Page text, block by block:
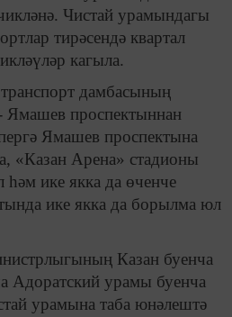
Чистай урамындагы
тирәсендә квартал
кагыла.
дамбасының
Ямашев проспектыннан
Ямашев проспектына
«Казан Арена» стадионы
ике якка да өченче
ике якка да борылма юл
Казан буенча
урамы буенча
урамына таба юнәлештә